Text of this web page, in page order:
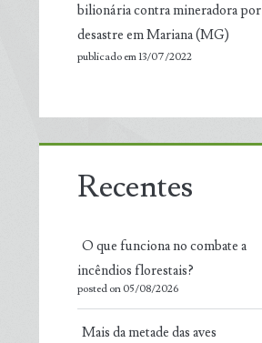
bilionária contra mineradora por
desastre em Mariana (MG)
publicado em 13/07/2022
Recentes
O que funciona no combate a
incêndios florestais?
posted on 05/08/2026
Mais da metade das aves